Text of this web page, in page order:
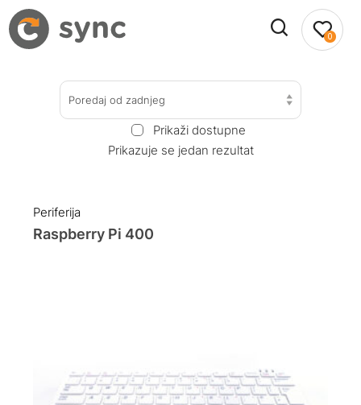
0
Poredaj od zadnjeg
Prikaži dostupne
Prikazuje se jedan rezultat
Periferija
Raspberry Pi 400